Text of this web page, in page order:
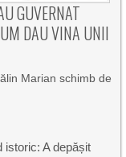
GUVERNAT
DAU VINA UNII
Marian schimb de
istoric: A depășit